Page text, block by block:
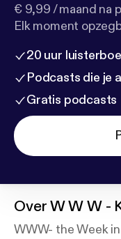
€ 9,99 / maand na
Elk moment
20 uur
Podcasts die je
Gratis podcasts
OverW W W -
WWW- the Week